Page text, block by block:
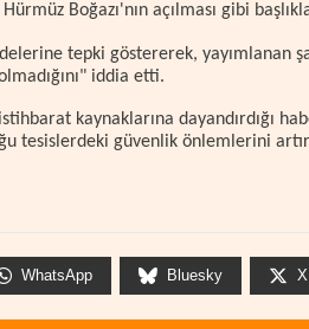
Boğazı'nın açılması gibi
tepki göstererek, yayımlanan
iddia etti.
kaynaklarına dayandırdığı
tesislerdeki güvenlik önlemlerini
WhatsApp Bluesky X